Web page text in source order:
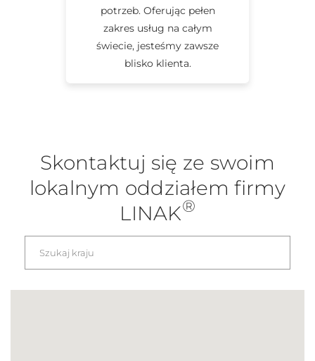
potrzeb. Oferując pełen
zakres usług na całym
świecie, jesteśmy zawsze
blisko klienta.
Skontaktuj się ze swoim
lokalnym oddziałem firmy
LINAK®